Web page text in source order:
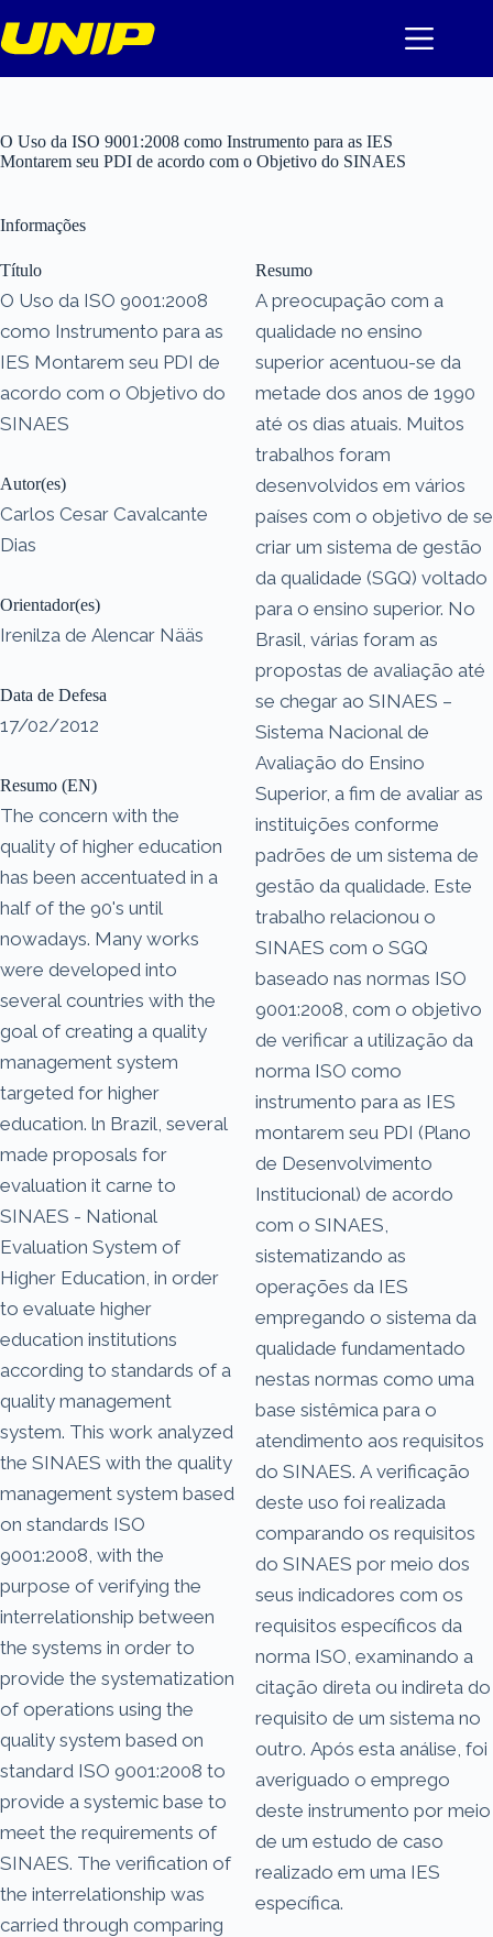
para
o
O Uso da ISO 9001:2008 como Instrumento para as IES
Montarem seu PDI de acordo com o Objetivo do SINAES
Informações
Título
O Uso da ISO 9001:2008
como Instrumento para as
IES Montarem seu PDI de
acordo com o Objetivo do
SINAES
Autor(es)
Carlos Cesar Cavalcante
Dias
Orientador(es)
Irenilza de Alencar Nääs
Data de Defesa
17/02/2012
Resumo (EN)
The concern with the
quality of higher education
has been accentuated in a
half of the 90's until
nowadays. Many works
were developed into
several countries with the
goal of creating a quality
management system
targeted for higher
education. ln Brazil, several
made proposals for
evaluation it carne to
SINAES - National
Evaluation System of
Higher Education, in order
to evaluate higher
education institutions
according to standards of a
quality management
system. This work analyzed
the SINAES with the quality
management system based
on standards ISO
9001:2008, with the
purpose of verifying the
interrelationship between
the systems in order to
provide the systematization
of operations using the
quality system based on
standard ISO 9001:2008 to
provide a systemic base to
meet the requirements of
SINAES. The verification of
the interrelationship was
carried through comparing
Resumo
A preocupação com a
qualidade no ensino
superior acentuou-se da
metade dos anos de 1990
até os dias atuais. Muitos
trabalhos foram
desenvolvidos em vários
países com o objetivo de se
criar um sistema de gestão
da qualidade (SGQ) voltado
para o ensino superior. No
Brasil, várias foram as
propostas de avaliação até
se chegar ao SINAES –
Sistema Nacional de
Avaliação do Ensino
Superior, a fim de avaliar as
instituições conforme
padrões de um sistema de
gestão da qualidade. Este
trabalho relacionou o
SINAES com o SGQ
baseado nas normas ISO
9001:2008, com o objetivo
de verificar a utilização da
norma ISO como
instrumento para as IES
montarem seu PDI (Plano
de Desenvolvimento
Institucional) de acordo
com o SINAES,
sistematizando as
operações da IES
empregando o sistema da
qualidade fundamentado
nestas normas como uma
base sistêmica para o
atendimento aos requisitos
do SINAES. A verificação
deste uso foi realizada
comparando os requisitos
do SINAES por meio dos
seus indicadores com os
requisitos específicos da
norma ISO, examinando a
citação direta ou indireta do
requisito de um sistema no
outro. Após esta análise, foi
averiguado o emprego
deste instrumento por meio
de um estudo de caso
realizado em uma IES
específica.